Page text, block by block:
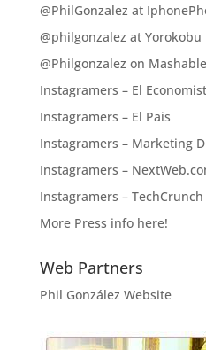
@PhilGonzalez at
@philgonzalez at Yorokobu
@Philgonzalez on
Instagramers – El
Instagramers – El Pais
Instagramers – Marketing
Instagramers –
Instagramers – TechCrunch
More Press info here!
Web Partners
Phil González Website